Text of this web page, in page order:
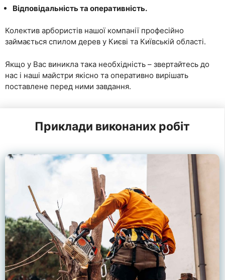
Відповідальність та оперативність.
Колектив арбористів нашої компанії професійно
займається спилом дерев у Києві та Київській області.
Якщо у Вас виникла така необхідність – звертайтесь до
нас і наші майстри якісно та оперативно вирішать
поставлене перед ними завдання.
Приклади виконаних робіт